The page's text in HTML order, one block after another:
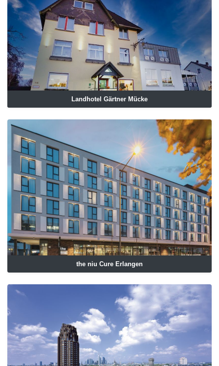
Landhotel Gärtner Mücke
the niu Cure Erlangen